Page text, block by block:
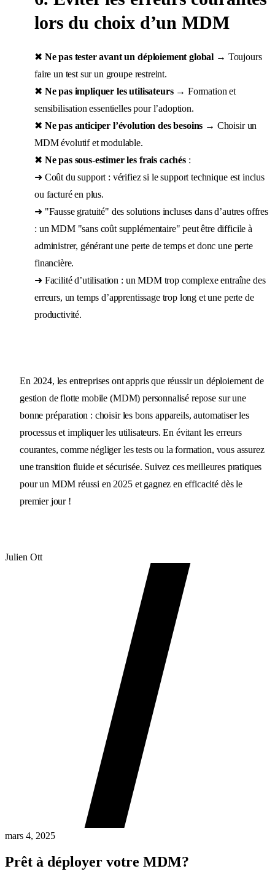
lors du choix d’un MDM
✖ Ne pas tester avant un déploiement global → Toujours
faire un test sur un groupe restreint.
✖ Ne pas impliquer les utilisateurs→ Formation et
sensibilisation essentielles pour l’adoption.
✖ Ne pas anticiper l’évolution des besoins → Choisir un
MDM évolutif et modulable.
✖ Ne pas sous-estimer les frais cachés:
➜ Coût du support : vérifiez si le support technique est inclus
ou facturé en plus.
➜ "Fausse gratuité" des solutions incluses dans d’autres offres
: un MDM "sans coût supplémentaire" peut être difficile à
administrer, générant une perte de temps et donc une perte
financière.
➜ Facilité d’utilisation : un MDM trop complexe entraîne des
erreurs, un temps d’apprentissage trop long et une perte de
productivité.
En 2024, les entreprises ont appris que réussir un déploiement de
gestion de flotte mobile (MDM) personnalisé repose sur une
bonne préparation : choisir les bons appareils, automatiser les
processus et impliquer les utilisateurs. En évitant les erreurs
courantes, comme négliger les tests ou la formation, vous assurez
une transition fluide et sécurisée. Suivez ces meilleures pratiques
pour un MDM réussi en 2025 et gagnez en efficacité dès le
premier jour !
Julien Ott
mars 4, 2025
Prêt à déployer votre MDM?